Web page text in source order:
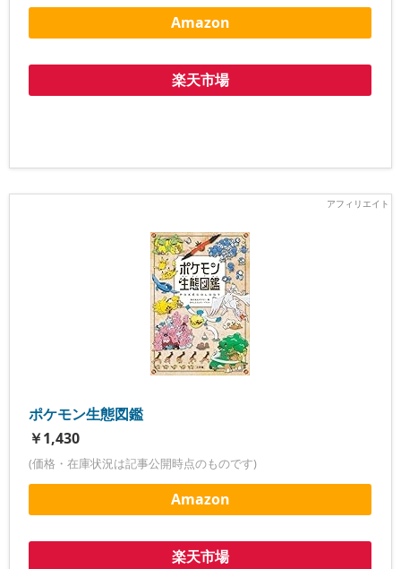
Amazon
楽天市場
ポケモン生態図鑑
￥1,430
(価格・在庫状況は記事公開時点のものです)
Amazon
楽天市場